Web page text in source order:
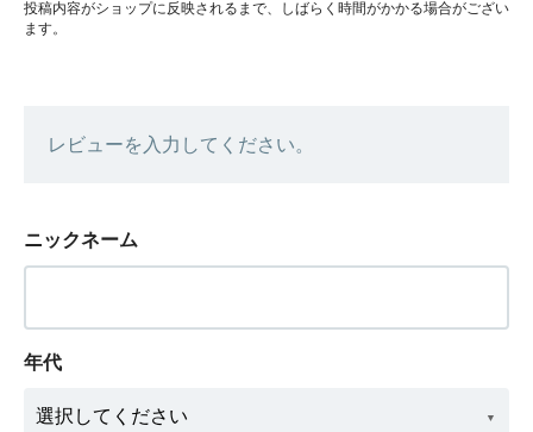
投稿内容がショップに反映されるまで、しばらく時間がかかる場合がござい
ます。
レビューを入力してください。
ニックネーム
年代